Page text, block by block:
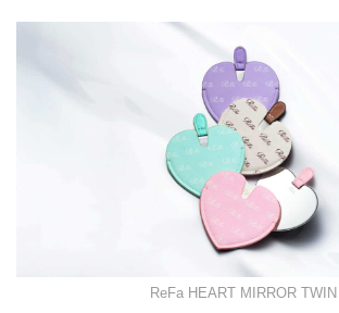
ReFa HEART MIRROR TWIN